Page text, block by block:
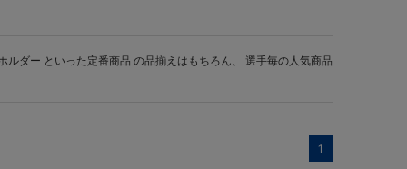
ルダー といった定番商品 の品揃えはもちろん、 選手毎の人気商品
1